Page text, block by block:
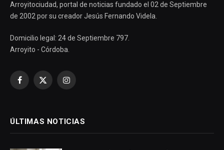
Arroyitociudad, portal de noticias fundado el 02 de Septiembre
de 2002 por su creador Jesús Fernando Videla.
Domicilio legal: 24 de Septiembre 797.
Arroyito - Córdoba.
Facebook
X
Instagram
ÚLTIMAS NOTICIAS